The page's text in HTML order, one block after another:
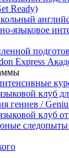
Ready)
языковое
Express
клуб
гениев /
клуб
следопыты